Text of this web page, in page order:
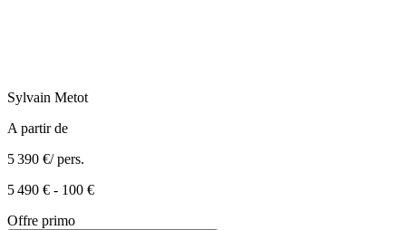
Sylvain Metot
A partir de
5 390 €/ pers.
5 490 € - 100 €
Offre primo